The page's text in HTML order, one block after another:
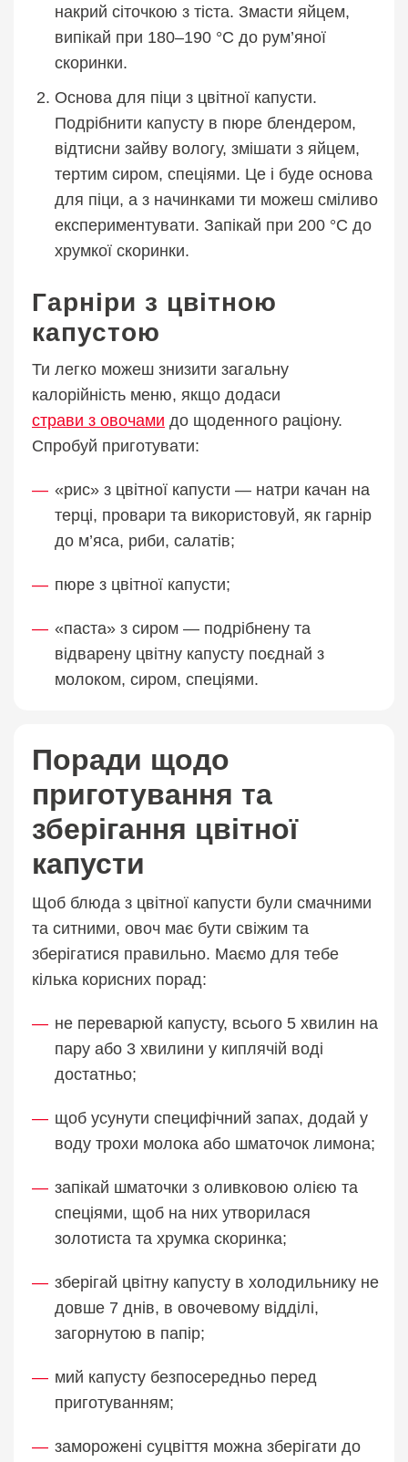
накрий сіточкою з тіста. Змасти яйцем,
випікай при 180–190 °C до рум’яної
скоринки.
Основа для піци з цвітної капусти.
Подрібнити капусту в пюре блендером,
відтисни зайву вологу, змішати з яйцем,
тертим сиром, спеціями. Це і буде основа
для піци, а з начинками ти можеш сміливо
експериментувати. Запікай при 200 °C до
хрумкої скоринки.
Гарніри з цвітною
капустою
Ти легко можеш знизити загальну
калорійність меню, якщо додаси
страви з овочами до щоденного раціону.
Спробуй приготувати:
«рис» з цвітної капусти — натри качан на
терці, провари та використовуй, як гарнір
до м’яса, риби, салатів;
пюре з цвітної капусти;
«паста» з сиром — подрібнену та
відварену цвітну капусту поєднай з
молоком, сиром, спеціями.
Поради щодо
приготування та
зберігання цвітної
капусти
Щоб блюда з цвітної капусти були смачними
та ситними, овоч має бути свіжим та
зберігатися правильно. Маємо для тебе
кілька корисних порад:
не переварюй капусту, всього 5 хвилин на
пару або 3 хвилини у киплячій воді
достатньо;
щоб усунути специфічний запах, додай у
воду трохи молока або шматочок лимона;
запікай шматочки з оливковою олією та
спеціями, щоб на них утворилася
золотиста та хрумка скоринка;
зберігай цвітну капусту в холодильнику не
довше 7 днів, в овочевому відділі,
загорнутою в папір;
мий капусту безпосередньо перед
приготуванням;
заморожені суцвіття можна зберігати до